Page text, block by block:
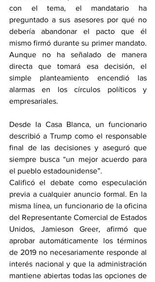
con el tema, el mandatario ha
preguntado a sus asesores por qué no
debería abandonar el pacto que él
mismo firmó durante su primer mandato.
Aunque no ha señalado de manera
directa que tomará esa decisión, el
simple planteamiento encendió las
alarmas en los círculos políticos y
empresariales.
Desde la Casa Blanca, un funcionario
describió a Trump como el responsable
final de las decisiones y aseguró que
siempre busca “un mejor acuerdo para
el pueblo estadounidense”.
Calificó el debate como especulación
previa a cualquier anuncio formal. En la
misma línea, un funcionario de la oficina
del Representante Comercial de Estados
Unidos, Jamieson Greer, afirmó que
aprobar automáticamente los términos
de 2019 no necesariamente responde al
interés nacional y que la administración
mantiene abiertas todas las opciones de